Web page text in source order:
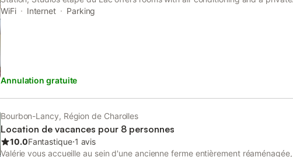
bathroom in Bourbon-Lancy.
WiFi Internet Parking
Annulation gratuite
Bourbon-Lancy, Région de Charolles
Location de vacances pour 8 personnes
10.0Fantastique⋅1 avis
Valérie vous accueille au sein d'une ancienne ferme entièrement réaménagée,